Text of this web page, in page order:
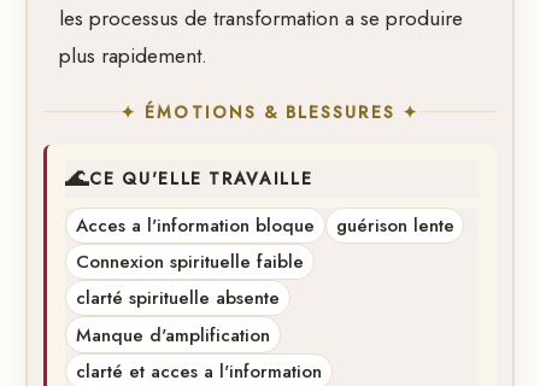
les processus de transformation a se produire
plus rapidement.
✦ ÉMOTIONS & BLESSURES ✦
🌊CE QU'ELLE TRAVAILLE
Acces a l'information bloque
guérison lente
Connexion spirituelle faible
clarté spirituelle absente
Manque d'amplification
clarté et acces a l'information